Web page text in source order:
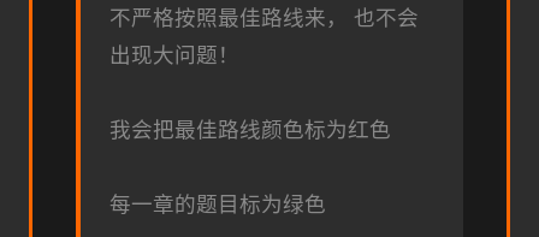
不严格按照最佳路线来， 也不会
出现大问题！
我会把最佳路线颜色标为红色
每一章的题目标为绿色